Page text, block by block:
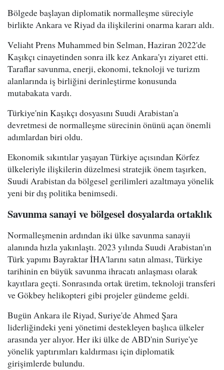
Bölgede başlayan diplomatik normalleşme süreciyle
birlikte Ankara ve Riyad da ilişkilerini onarma kararı aldı.
Veliaht Prens Muhammed bin Selman, Haziran 2022'de
Kaşıkçı cinayetinden sonra ilk kez Ankara'yı ziyaret etti.
Taraflar savunma, enerji, ekonomi, teknoloji ve turizm
alanlarında iş birliğini derinleştirme konusunda
mutabakata vardı.
Türkiye'nin Kaşıkçı dosyasını Suudi Arabistan'a
devretmesi de normalleşme sürecinin önünü açan önemli
adımlardan biri oldu.
Ekonomik sıkıntılar yaşayan Türkiye açısından Körfez
ülkeleriyle ilişkilerin düzelmesi stratejik önem taşırken,
Suudi Arabistan da bölgesel gerilimleri azaltmaya yönelik
yeni bir dış politika benimsedi.
Savunma sanayi ve bölgesel dosyalarda ortaklık
Normalleşmenin ardından iki ülke savunma sanayii
alanında hızla yakınlaştı. 2023 yılında Suudi Arabistan'ın
Türk yapımı Bayraktar İHA'larını satın alması, Türkiye
tarihinin en büyük savunma ihracatı anlaşması olarak
kayıtlara geçti. Sonrasında ortak üretim, teknoloji transferi
ve Gökbey helikopteri gibi projeler gündeme geldi.
Bugün Ankara ile Riyad, Suriye'de Ahmed Şara
liderliğindeki yeni yönetimi destekleyen başlıca ülkeler
arasında yer alıyor. Her iki ülke de ABD'nin Suriye'ye
yönelik yaptırımları kaldırması için diplomatik
girişimlerde bulundu.